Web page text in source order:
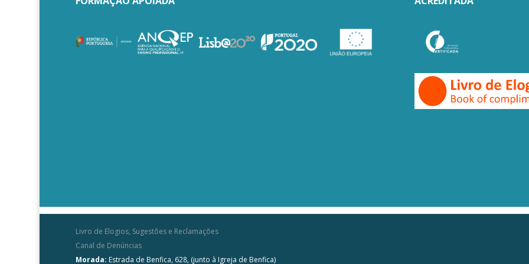
Livro de Elogios, Sugestões e Reclamações
Canal de Denúncias
Morada: Estrada de Benfica, 628, (junto à Igreja de Benfica)